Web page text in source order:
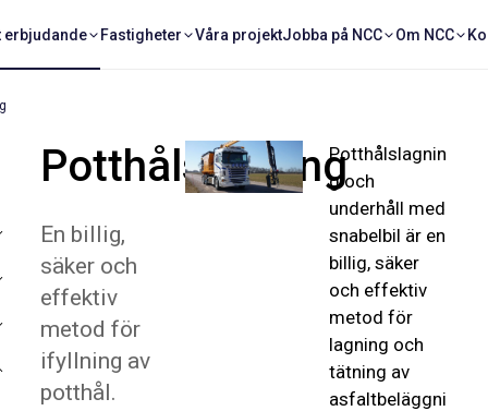
erbjudande Fastigheter Våra projektJobba på NCC Om NCC
Potthålslagning
En billig,
säker och
effektiv
metod för
ifyllning av
potthål.
Potthålslagnin
g och
underhåll med
snabelbil är en
billig, säker
och effektiv
metod för
lagning och
tätning av
asfaltbeläggni